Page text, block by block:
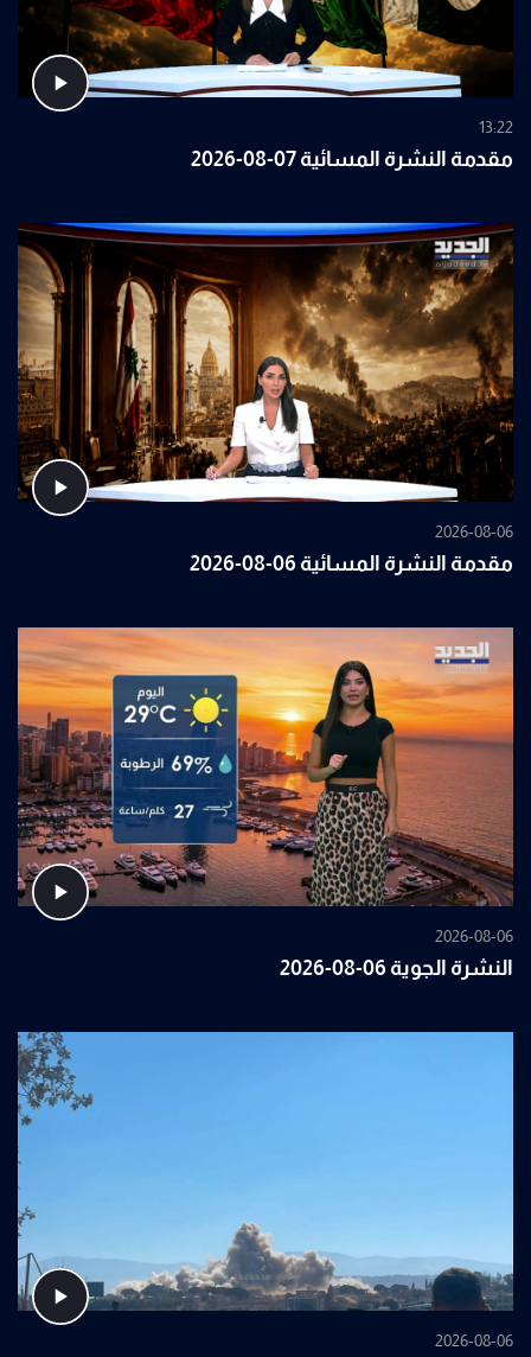
13:22
مقدمة النشرة المسائية 07-08-2026
2026-08-06
مقدمة النشرة المسائية 06-08-2026
2026-08-06
النشرة الجوية 06-08-2026
2026-08-06